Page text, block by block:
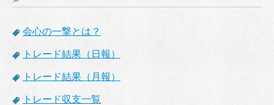
会心の一撃とは？
トレード結果（日報）
トレード結果（月報）
トレード収支一覧